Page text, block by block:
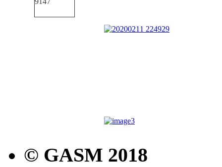
© GASM 2018